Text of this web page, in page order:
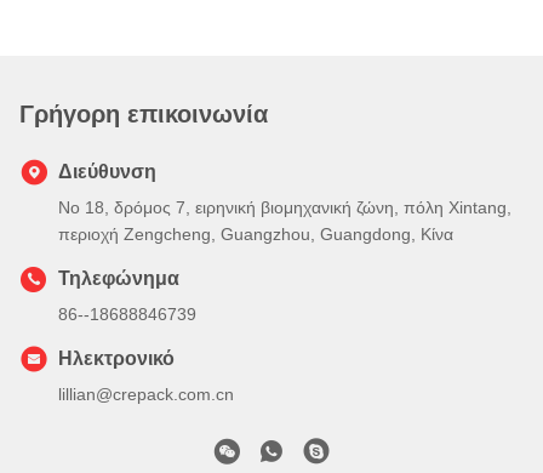
Γρήγορη επικοινωνία
Διεύθυνση
Νο 18, δρόμος 7, ειρηνική βιομηχανική ζώνη, πόλη Xintang,
περιοχή Zengcheng, Guangzhou, Guangdong, Κίνα
Τηλεφώνημα
86--18688846739
Ηλεκτρονικό
lillian@crepack.com.cn